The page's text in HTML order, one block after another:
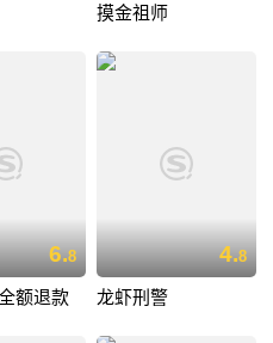
摸金祖师
6.8
额退款
4.8
龙虾刑警